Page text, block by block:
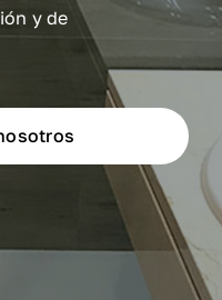
y de